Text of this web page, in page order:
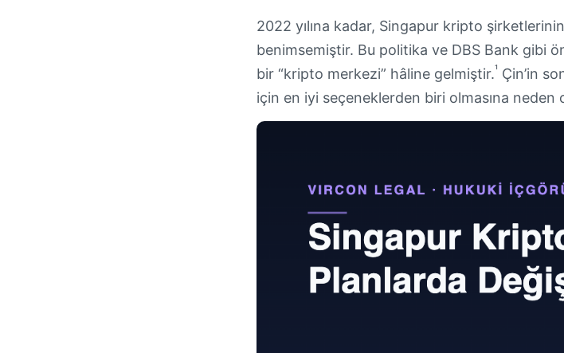
2022 yılına kadar, Singapur kripto
benimsemiştir. Bu politika ve DBS Bank gibi
bir “kripto merkezi” hâline gelmiştir.¹ Çin’in
için en iyi seçeneklerden biri olmasına neden